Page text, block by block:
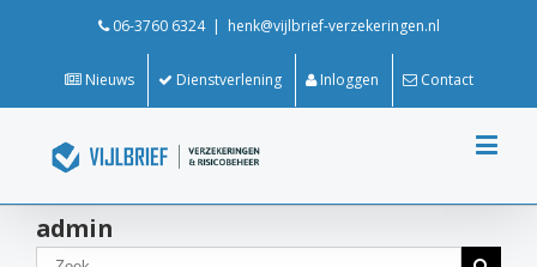
06-3760 6324 | henk@vijlbrief-verzekeringen.nl
Nieuws Dienstverlening Inloggen Contact
admin